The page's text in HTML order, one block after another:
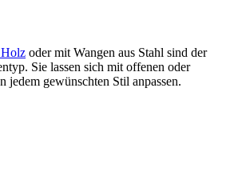
Holz oder mit Wangen aus Stahl sind der
Sie lassen sich mit offenen oder
jedem gewünschten Stil anpassen.